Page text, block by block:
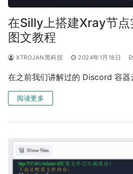
在Silly上搭建Xray节点
图文教程
XTROJAN黑科技 2024年1月18日
在之前我们讲解过的 Discord 容
阅读更多